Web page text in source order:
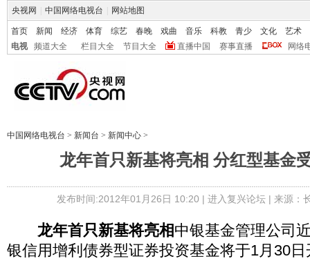
央视网 中国网络电视台 网站地图
首页 新闻 经济 体育 综艺 春晚 戏曲 音乐 科教 青少 文化
艺术
电视
频道大全 栏目大全 节目大全 直播中国 赛事直播 网络
中国网络电视台 > 新闻台 > 新闻中心 >
龙年首只新基将亮相 分红型基金
发布时间:2012年01月26日 10:20 | 进入复兴论坛| 来源：
龙年首只新基将亮相中银基金管理公司
银信用增利债券型证券投资基金将于1月30